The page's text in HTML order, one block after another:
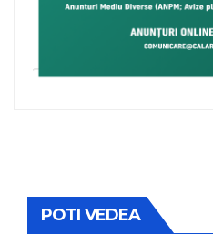
POTI VEDEA